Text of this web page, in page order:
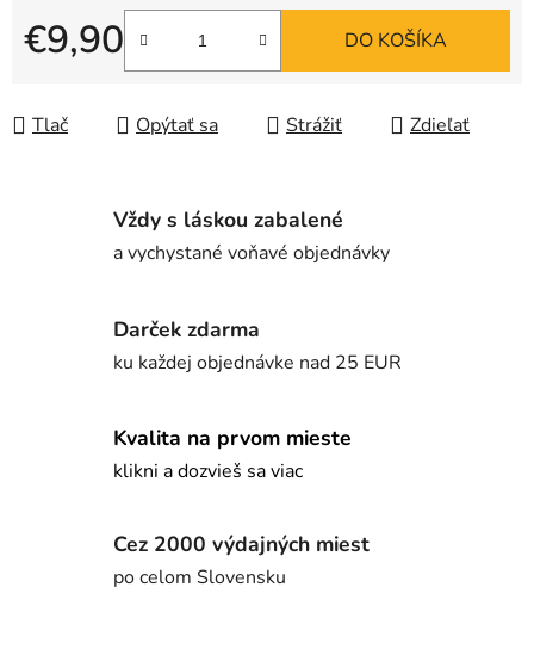
€9,90
Jednotková cena:
DO KOŠÍKA
Tlač Opýtať sa Strážiť Zdieľať
Vždy s láskou zabalené
a vychystané voňavé objednávky
Darček zdarma
ku každej objednávke nad 25 EUR
Kvalita na prvom mieste
klikni a dozvieš sa viac
Cez 2000 výdajných miest
po celom Slovensku